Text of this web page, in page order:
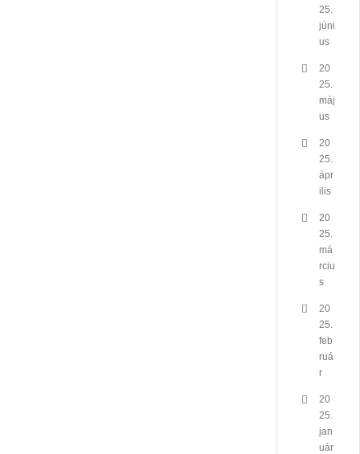
25.
júni
us
20
25.
máj
us
20
25.
ápr
ilis
20
25.
má
rciu
s
20
25.
feb
ruá
r
20
25.
jan
uár